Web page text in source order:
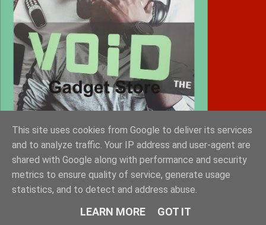
Diafimistes.gr
This site uses cookies from Google to deliver its services
and to analyze traffic. Your IP address and user-agent are
shared with Google along with performance and security
metrics to ensure quality of service, generate usage
statistics, and to detect and address abuse.
LEARN MORE GOT IT